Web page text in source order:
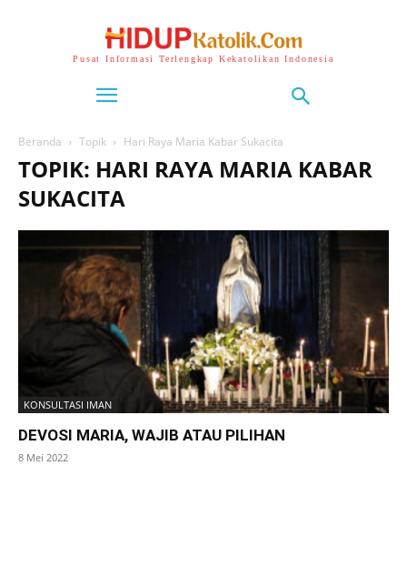
Pusat Informasi Terlengkap Kekatolikan Indonesia
Beranda Topik Hari Raya Maria Kabar Sukacita
TOPIK: HARI RAYA MARIA KABAR
SUKACITA
KONSULTASI IMAN
DEVOSI MARIA, WAJIB ATAU PILIHAN
8 Mei 2022